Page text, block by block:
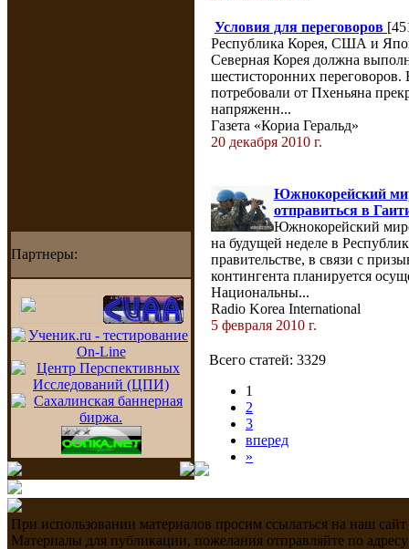
Условия для переговоров
Республика Корея, США и
Северная Корея должна
шестисторонних переговоров.
потребовали от Пхеньяна
напряженн...
Газета «Кориа Геральд»
20 декабря 2010 г.
Южнокорейский
отправиться в
Южнокорейский
на будущей неделе в
правительстве, в связи с
контингента планируется
Национальны...
Radio Korea International
5 февраля 2010 г.
Всего статей: 3329
1
2
3
вперед
»
Партнеры:
При использовании материалов просим ссылаться на наш
Материалы для публикации, пожелания отправляйте по